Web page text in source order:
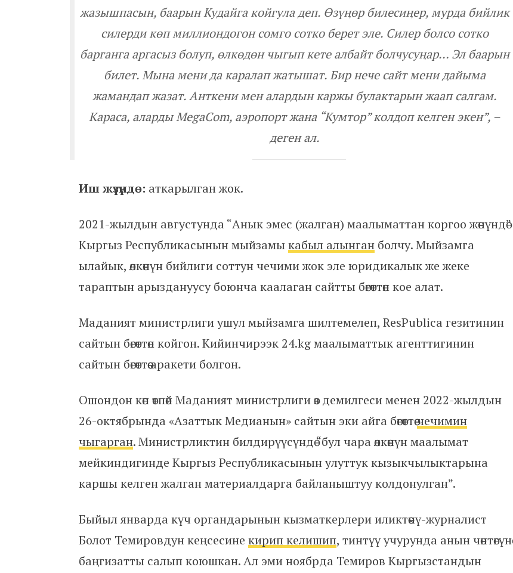
жазышпасын, баарын Кудайга койгула деп. Өзүңөр билесиңер, мурда бийлик
силерди көп миллиондогон сомго сотко берет эле. Силер болсо сотко
барганга аргасыз болуп, өлкөдөн чыгып кете албайт болчусуңар… Эл баарын
билет. Мына мени да каралап жатышат. Бир нече сайт мени дайыма
жамандап жазат. Анткени мен алардын каржы булактарын жаап салгам.
Караса, аларды MegaCom, аэропорт жана “Кумтор” колдоп келген экен”, –
деген ал.
Иш жүзүндө: аткарылган жок.
2021-жылдын августунда “Анык эмес (жалган) маалыматтан коргоо жөнүндө”
Кыргыз Республикасынын мыйзамыкабыл алынган болчу. Мыйзамга
ылайык, өлкөнүн бийлиги соттун чечими жок эле юридикалык же жеке
тараптын арыздануусу боюнча каалаган сайтты бөгөттөп кое алат.
Маданият министрлиги ушул мыйзамга шилтемелеп, ResPublica гезитинин
сайтын бөгөттөп койгон. Кийинчирээк 24.kg маалыматтык агенттигинин
сайтын бөгөттөө аракети болгон.
Ошондон көп өтпөй Маданият министрлиги өз демилгеси менен 2022-жылдын
26-октябрында «Азаттык Медианын» сайтын эки айга бөгөттөөчечимин
чыгарган. Министрликтин билдирүүсүндө “бул чара өлкөнүн маалымат
мейкиндигинде Кыргыз Республикасынын улуттук кызыкчылыктарына
каршы келген жалган материалдарга байланыштуу колдонулган”.
Быйыл январда күч органдарынын кызматкерлери иликтөөчү-журналист
Болот Темировдун кеңсесинекирип келишип, тинтүү учурунда анын чөнтөгүнө
баңгизатты салып коюшкан. Ал эми ноябрда Темиров Кыргызстандын